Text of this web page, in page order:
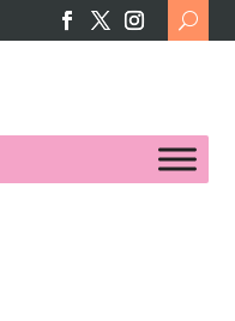
Search
for: